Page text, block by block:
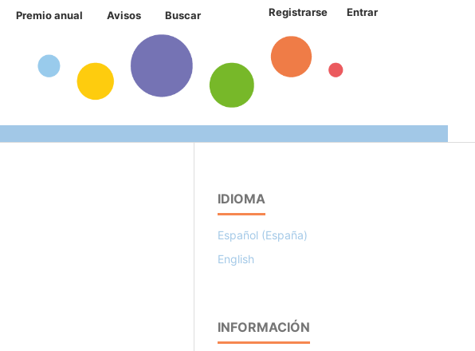
Premio anual Avisos Buscar Registrarse Entrar
IDIOMA
Español (España)
English
INFORMACIÓN